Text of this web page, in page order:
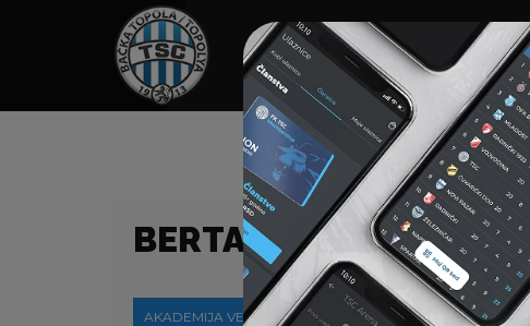
HOME SPONZORI NEWS
BERTALAN BOČKAI
AKADEMIJA VESTI 20-02-2023